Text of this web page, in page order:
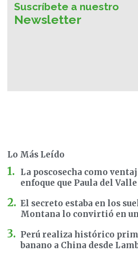
Suscríbete a nuestro
Newsletter
Lo Más Leído
La poscosecha como
enfoque que Paula del
El secreto estaba en los
Montana lo convirtió en
Perú realiza histórico
banano a China desde